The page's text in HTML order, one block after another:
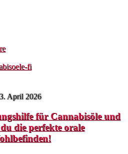
April 2026
für Cannabisöle und
die perfekte orale